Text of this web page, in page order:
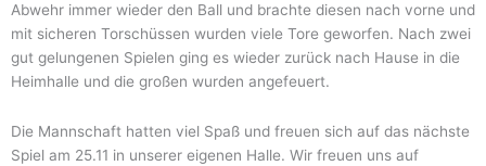
Abwehr immer wieder den Ball und brachte diesen nach vorne und
mit sicheren Torschüssen wurden viele Tore geworfen. Nach zwei
gut gelungenen Spielen ging es wieder zurück nach Hause in die
Heimhalle und die großen wurden angefeuert.
Die Mannschaft hatten viel Spaß und freuen sich auf das nächste
Spiel am 25.11 in unserer eigenen Halle. Wir freuen uns auf